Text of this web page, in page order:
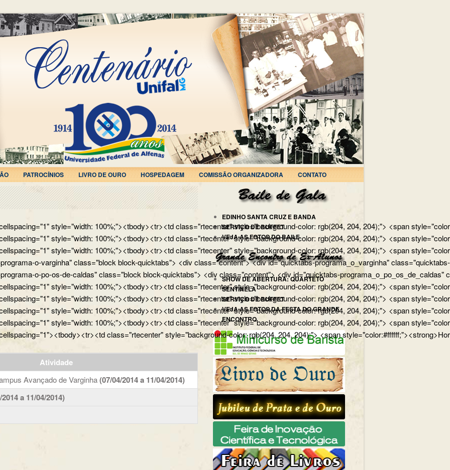
PATROCÍNIOS LIVRO DE OURO HOSPEDAGEM COMISSÃO ORGANIZADORA CONTATO
style="width: 100%;"><tbody><tr><td class="rtecenter" style="background-color: rgb(204, 204, 204);"> <span
style="width: 100%;"><tbody><tr><td class="rtecenter" style="background-color: rgb(204, 204, 204);"> <span
style="width: 100%;"><tbody><tr><td class="rtecenter" style="background-color: rgb(204, 204, 204);"> <span
o-varginha" class="block block-quicktabs"> <div class="content"> <div id="quicktabs-programa_o_varginha"
o-po-os-de-caldas" class="block block-quicktabs"> <div class="content"> <div id="quicktabs-
style="width: 100%;"><tbody><tr><td class="rtecenter" style="background-color: rgb(204, 204, 204);"> <span
style="width: 100%;"><tbody><tr><td class="rtecenter" style="background-color: rgb(204, 204, 204);"> <span
style="width: 100%;"><tbody><tr><td class="rtecenter" style="background-color: rgb(204, 204, 204);"> <span
style="width: 100%;"><tbody><tr><td class="rtecenter" style="background-color: rgb(204, 204, 204);"> <span
class="rtecenter" style="background-color: rgb(204, 204, 204);"> <span
Atividade
Avançado de Varginha(07/04/2014 a 11/04/2014)
a 11/04/2014)
EDINHO SANTA CRUZ E BANDA
SERVIÇO DE BUFFET
VEJA AS FOTOS DO BAILE
SHOW DE ABERTURA: QUARTETO
SENTINELA
SERVIÇO DE BUFFET
VEJA AS FOTOS DA FESTA DO GRANDE
ENCONTRO